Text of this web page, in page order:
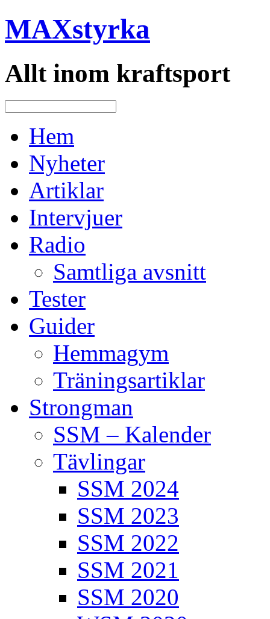
MAXstyrka
Allt inom kraftsport
Hem
Nyheter
Artiklar
Intervjuer
Radio
Samtliga avsnitt
Tester
Guider
Hemmagym
Träningsartiklar
Strongman
SSM – Kalender
Tävlingar
SSM 2024
SSM 2023
SSM 2022
SSM 2021
SSM 2020